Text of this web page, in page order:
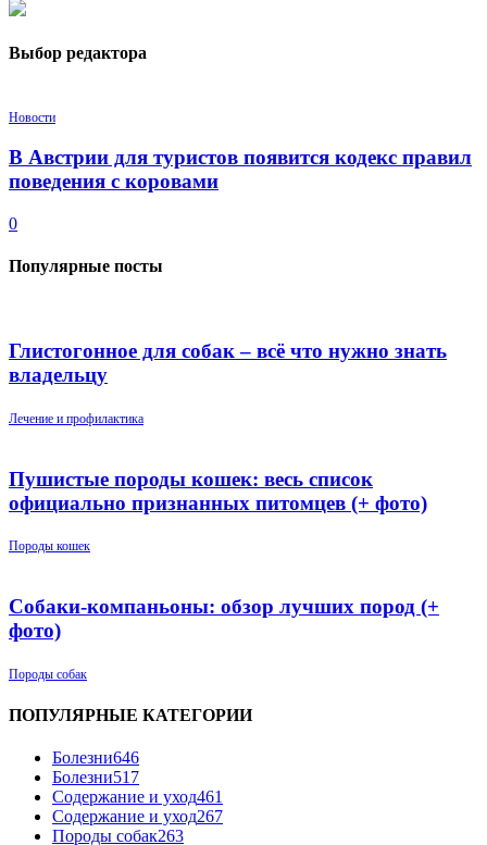
Выбор редактора
Новости
В Австрии для туристов появится кодекс правил
поведения с коровами
0
Популярные посты
Глистогонное для собак – всё что нужно знать
владельцу
Лечение и профилактика
Пушистые породы кошек: весь список
официально признанных питомцев (+ фото)
Породы кошек
Собаки-компаньоны: обзор лучших пород (+
фото)
Породы собак
ПОПУЛЯРНЫЕ КАТЕГОРИИ
Болезни646
Болезни517
Содержание и уход461
Содержание и уход267
Породы собак263